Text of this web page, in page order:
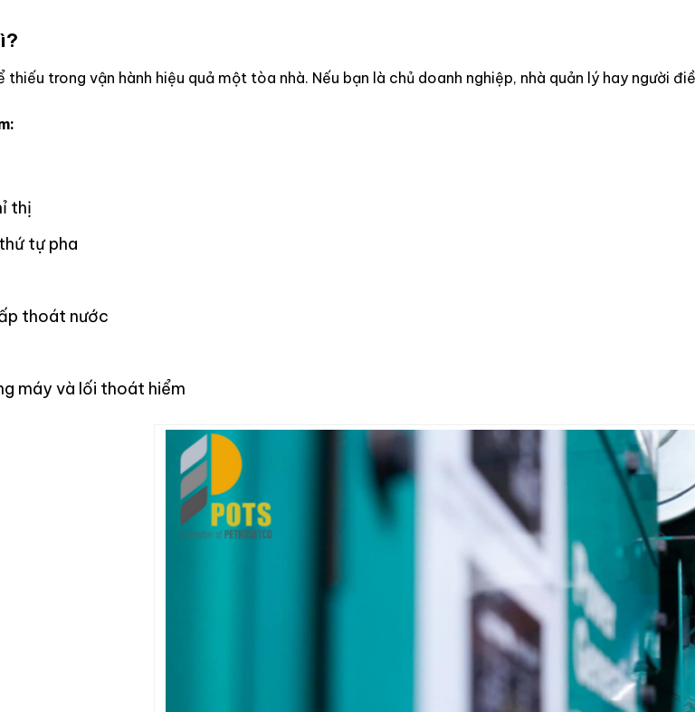
trong vận hành hiệu quả một tòa nhà. Nếu bạn là chủ doanh nghiệp, nhà quản lý hay người
thị
tự pha
thoát nước
máy và lối thoát hiểm